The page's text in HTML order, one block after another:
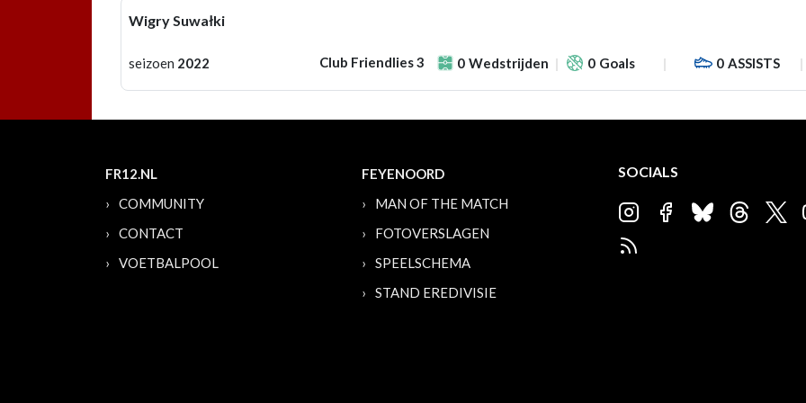
Wigry Suwałki
seizoen 2022 Club Friendlies 3 0 Wedstrijden 0 Goals 0 ASSISTS
FR12.NL
COMMUNITY
CONTACT
VOETBALPOOL
FEYENOORD
MAN OF THE MATCH
FOTOVERSLAGEN
SPEELSCHEMA
STAND EREDIVISIE
SOCIALS